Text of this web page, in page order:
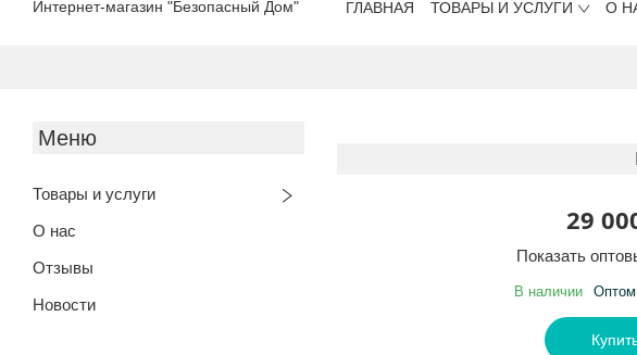
Интернет-магазин "Безопасный Дом" ГЛАВНАЯ ТОВАРЫ И УСЛУГИ О
Товары и услуги
О нас
Отзывы
Новости
29
Показать
В наличии Оптом